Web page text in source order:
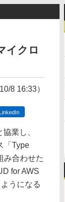
イクロ
8 16:33）
LinkedIn
業し、
「Type
み合わせた
for AWS
うになる